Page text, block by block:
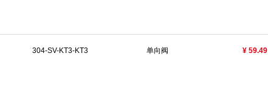
304-SV-KT3-KT3 单向阀 ¥ 59.49